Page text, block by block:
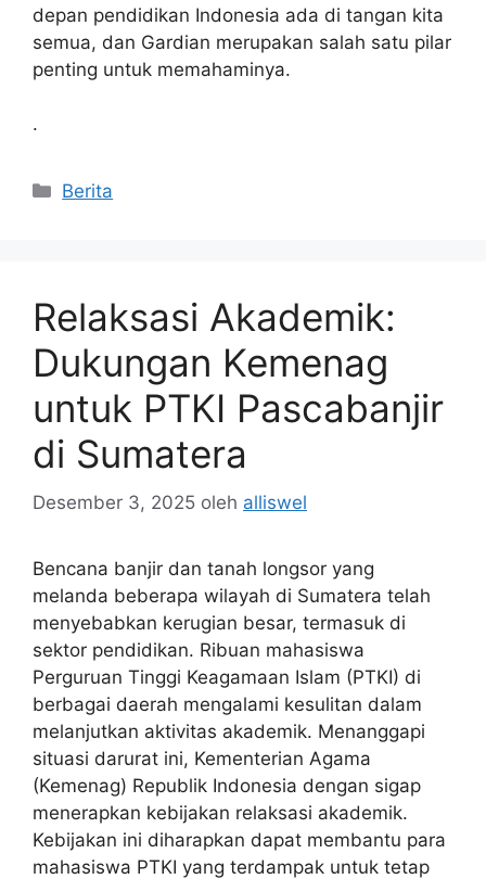
depan pendidikan Indonesia ada di tangan kita
semua, dan Gardian merupakan salah satu pilar
penting untuk memahaminya.
.
Kategori
Berita
Relaksasi Akademik:
Dukungan Kemenag
untuk PTKI Pascabanjir
di Sumatera
Desember 3, 2025 oleh alliswel
Bencana banjir dan tanah longsor yang
melanda beberapa wilayah di Sumatera telah
menyebabkan kerugian besar, termasuk di
sektor pendidikan. Ribuan mahasiswa
Perguruan Tinggi Keagamaan Islam (PTKI) di
berbagai daerah mengalami kesulitan dalam
melanjutkan aktivitas akademik. Menanggapi
situasi darurat ini, Kementerian Agama
(Kemenag) Republik Indonesia dengan sigap
menerapkan kebijakan relaksasi akademik.
Kebijakan ini diharapkan dapat membantu para
mahasiswa PTKI yang terdampak untuk tetap